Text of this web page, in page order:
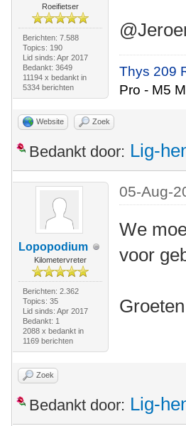
Roeifietser
Berichten: 7.588
Topics: 190
Lid sinds: Apr 2017
Bedankt: 3649
11194 x bedankt in
5334 berichten
Thys 209
Pro - M5
Website Zoek
Bedankt door: Lig-
Lopopodium
Kilometervreter
Berichten: 2.362
Topics: 35
Lid sinds: Apr 2017
Bedankt: 1
2088 x bedankt in
1169 berichten
05-Aug-
We
voor
Zoek
Bedankt door: Lig-